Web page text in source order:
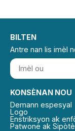
KONSÈNAN NOU
Demann espesyal
Logo
Enstriksyon ak
Patwone ak Sipòtè
BILTEN
Antre nan lis imèl